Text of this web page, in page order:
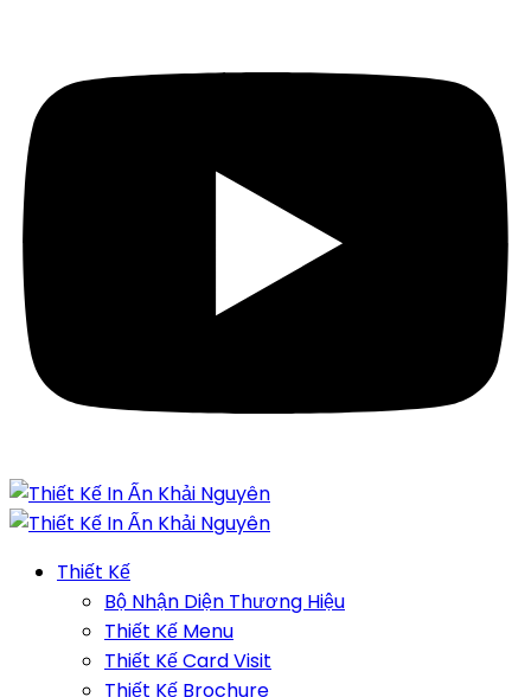
Thiết Kế
Bộ Nhận Diện Thương Hiệu
Thiết Kế Menu
Thiết Kế Card Visit
Thiết Kế Brochure